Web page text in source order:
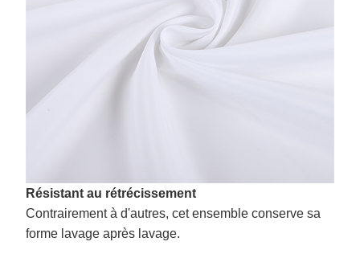
Résistant au rétrécissement
Contrairement à d'autres, cet ensemble conserve sa
forme lavage après lavage.